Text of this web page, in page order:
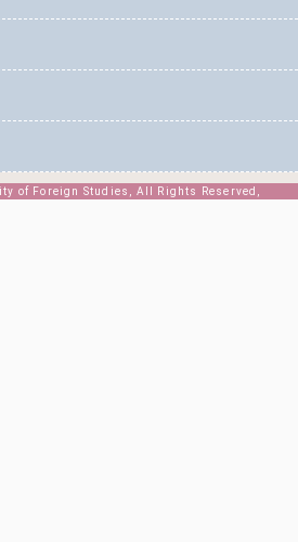
of Foreign Studies, All Rights Reserved,